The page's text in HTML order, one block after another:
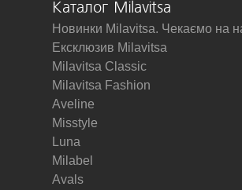
Каталог Milavitsa
Новинки Milavitsa. Чекаємо на
Ексклюзив Milavitsa
Milavitsa Classic
Milavitsa Fashion
Aveline
Misstyle
Luna
Milabel
Avals